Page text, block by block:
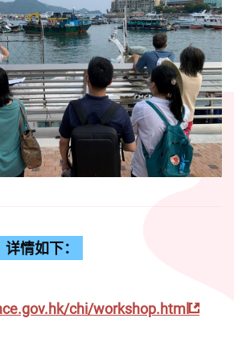
情如下：
chi/workshop.html